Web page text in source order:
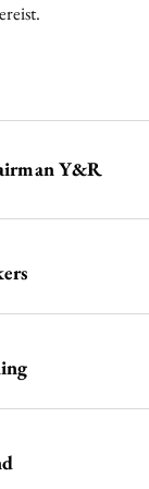
Y&R